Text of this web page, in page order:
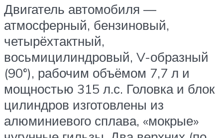
Двигатель автомобиля —
атмосферный, бензиновый,
четырёхтактный,
восьмицилиндровый, V-образный
(90°), рабочим объёмом 7,7 л и
мощностью 315 л.с. Головка и блок
цилиндров изготовлены из
алюминиевого сплава, «мокрые»